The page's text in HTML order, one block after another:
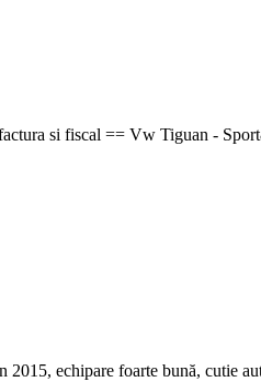
si fiscal == Vw Tiguan -
2015, echipare foarte bună, cutie